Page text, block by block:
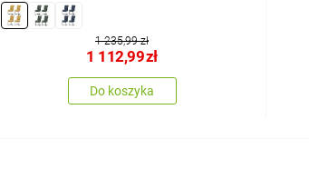
1 235,99 zł
1 112,99zł
Do koszyka